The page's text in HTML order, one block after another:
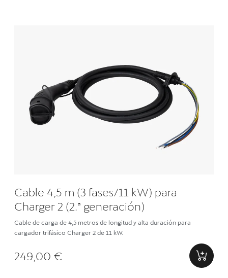
Cable 4,5 m (3 fases/11 kW) para
Charger 2 (2.ª generación)
Cable de carga de 4,5 metros de longitud y alta duración para
cargador trifásico Charger 2 de 11 kW.
249,00 €